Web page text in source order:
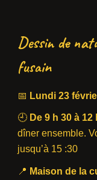
Dessin de
fusain
📅 Lundi 23
🕘 De 9 h 30 à
dîner ensemble.
jusqu’à 15 :30
📍 Maison de la